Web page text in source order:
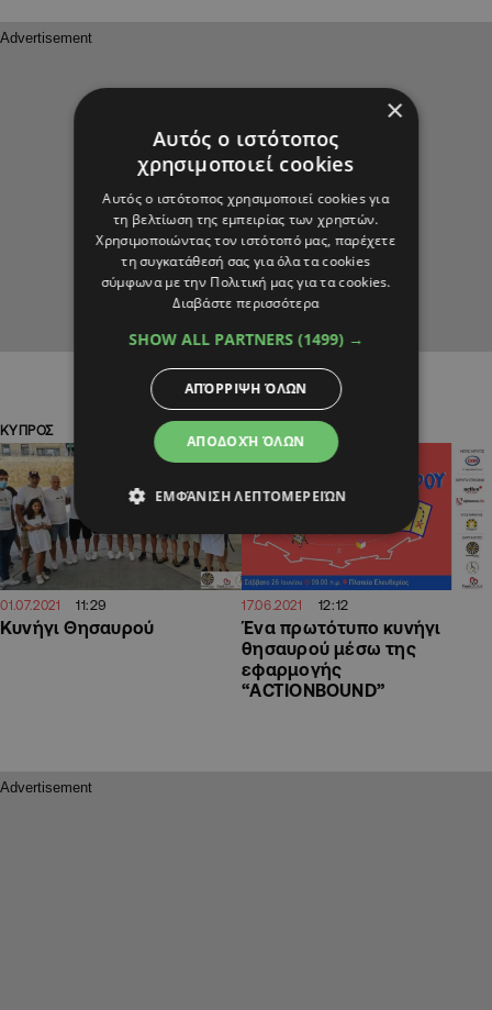
ΚΥΠΡΟΣ
01.07.2021 11:29
Κυνήγι Θησαυρού
17.06.2021 12:12
Ένα πρωτότυπο κυνήγι
θησαυρού μέσω της
εφαρμογής
“ACTIONBOUND”
×
Αυτός ο ιστότοπος
χρησιμοποιεί cookies
Αυτός ο ιστότοπος χρησιμοποιεί cookies για
τη βελτίωση της εμπειρίας των χρηστών.
Χρησιμοποιώντας τον ιστότοπό μας, παρέχετε
τη συγκατάθεσή σας για όλα τα cookies
σύμφωνα με την Πολιτική μας για τα cookies.
Διαβάστε περισσότερα
SHOW ALL PARTNERS (1499) →
ΑΠΟΔΟΧΉ ΌΛΩΝ
ΑΠΌΡΡΙΨΗ ΌΛΩΝ
ΕΜΦΆΝΙΣΗ ΛΕΠΤΟΜΕΡΕΙΏΝ